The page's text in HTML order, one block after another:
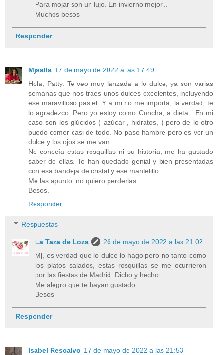
Para mojar son un lujo. En invierno mejor...
Muchos besos
Responder
Mjsalla 17 de mayo de 2022 a las 17:49
Hola, Patty. Te veo muy lanzada a lo dulce, ya son varias
semanas que nos traes unos dulces excelentes, incluyendo
ese maravilloso pastel. Y a mi no me importa, la verdad, te
lo agradezco. Pero yo estoy como Concha, a dieta . En mi
caso son los glúcidos ( azúcar , hidratos, ) pero de lo otro
puedo comer casi de todo. No paso hambre pero es ver un
dulce y los ojos se me van.
No conocía estas rosquillas ni su historia, me ha gustado
saber de ellas. Te han quedado genial y bien presentadas
con esa bandeja de cristal y ese mantelillo.
Me las apunto, no quiero perderlas.
Besos.
Responder
Respuestas
La Taza de Loza
26 de mayo de 2022 a las 21:02
Mj, es verdad que lo dulce lo hago pero no tanto como
los platos salados, estas rosquillas se me ocurrieron
por las fiestas de Madrid. Dicho y hecho.
Me alegro que te hayan gustado.
Besos
Responder
Isabel Rescalvo 17 de mayo de 2022 a las 21:53